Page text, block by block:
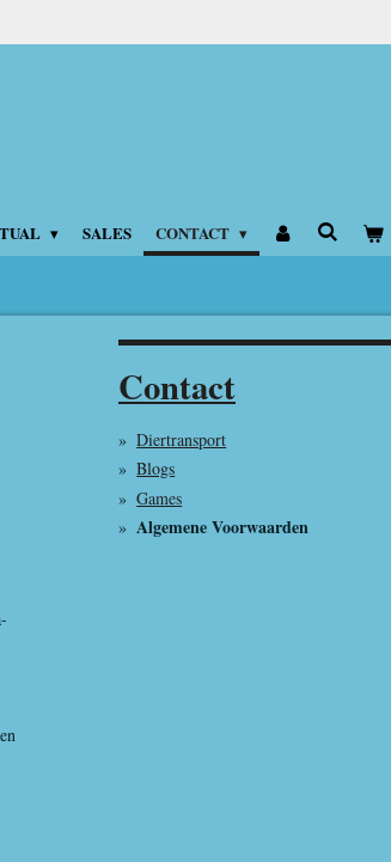
SALES CONTACT
Contact
Diertransport
Blogs
Games
Algemene Voorwaarden